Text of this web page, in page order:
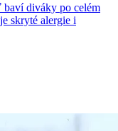
diváky po celém
skryté alergie i